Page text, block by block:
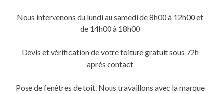
fenêtre)
Nous intervenons du lundi au samedi de 8h00 à 12h00 et
de 14h00 à 18h00
Devis et vérification de votre toiture gratuit sous 72h
après contact
Pose de fenêtres de toit. Nous travaillons avec la marque